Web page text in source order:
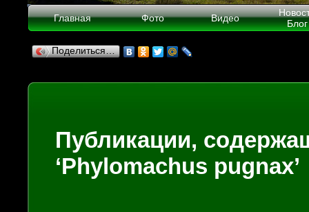
Главная Фото Видео
Блог
Поделиться…
Публикации,
‘Phylomachus pugnax’